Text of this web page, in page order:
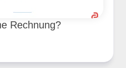
Rechnung?